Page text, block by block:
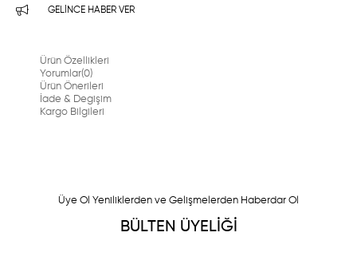
GELINCE HABER VER
Ürün Özellikleri
Yorumlar(0)
Ürün Önerileri
İade & Degişim
Kargo Bilgileri
Üye Ol Yeniliklerden ve Gelişmelerden Haberdar Ol
BÜLTEN ÜYELİĞİ